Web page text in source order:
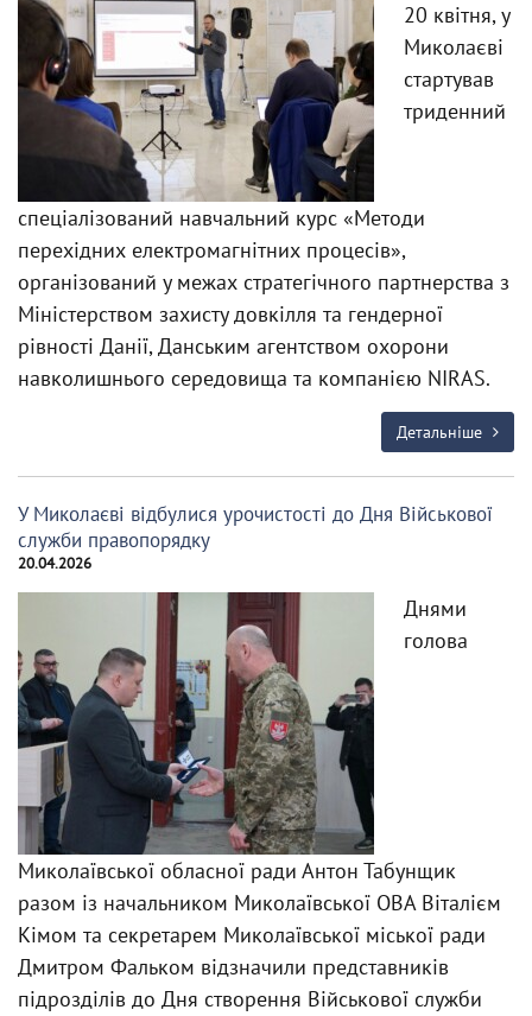
20 квітня, у
Миколаєві
стартував
триденний
спеціалізований навчальний курс «Методи
перехідних електромагнітних процесів»,
організований у межах стратегічного партнерства з
Міністерством захисту довкілля та гендерної
рівності Данії, Данським агентством охорони
навколишнього середовища та компанією NIRAS.
Детальніше
У Миколаєві відбулися урочистості до Дня Військової
служби правопорядку
20.04.2026
Днями
голова
Миколаївської обласної ради Антон Табунщик
разом із начальником Миколаївської ОВА Віталієм
Кімом та секретарем Миколаївської міської ради
Дмитром Фальком відзначили представників
підрозділів до Дня створення Військової служби